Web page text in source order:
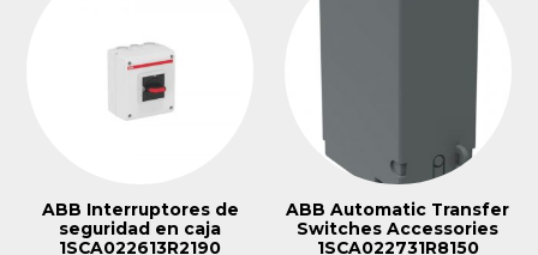
ABB Interruptores de
seguridad en caja
1SCA022613R2190
ABB Automatic Transfer
Switches Accessories
1SCA022731R8150